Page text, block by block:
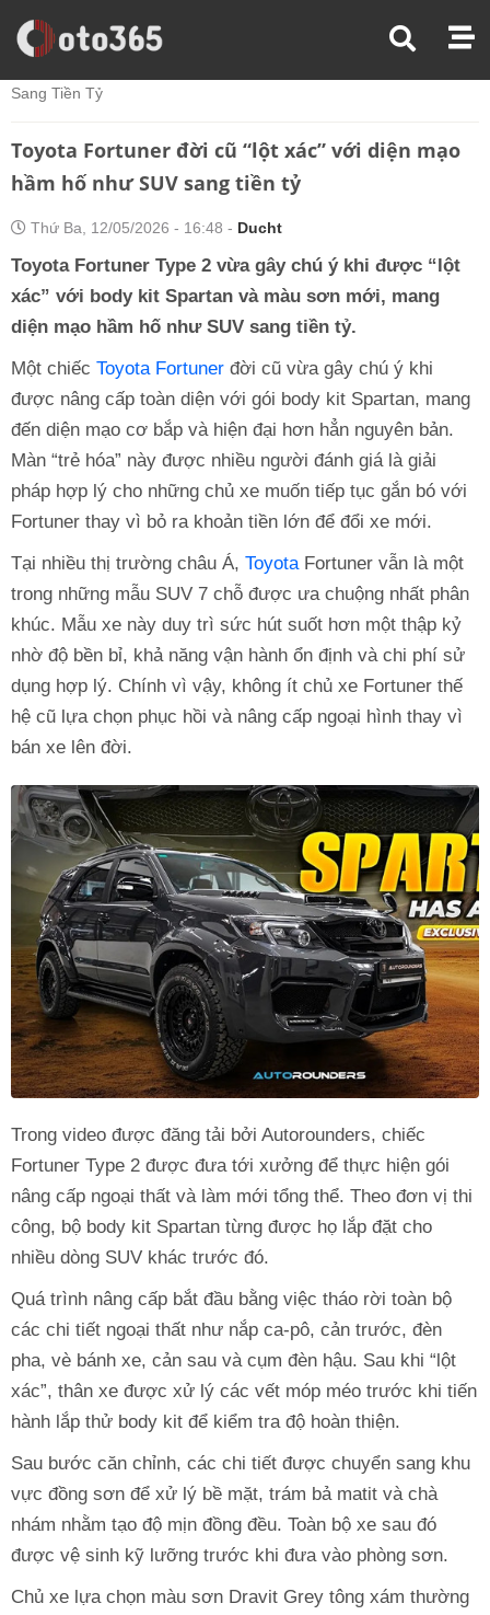
Trang Chủ
Thế Giới Xe
Sang Tiền Tỷ
Toyota Fortuner đời cũ “lột xác” với diện mạo
hầm hố như SUV sang tiền tỷ
Thứ Ba, 12/05/2026 - 16:48 - Ducht
Toyota Fortuner Type 2 vừa gây chú ý khi được “lột
xác” với body kit Spartan và màu sơn mới, mang
diện mạo hầm hố như SUV sang tiền tỷ.
Một chiếc Toyota Fortuner đời cũ vừa gây chú ý khi
được nâng cấp toàn diện với gói body kit Spartan, mang
đến diện mạo cơ bắp và hiện đại hơn hẳn nguyên bản.
Màn “trẻ hóa” này được nhiều người đánh giá là giải
pháp hợp lý cho những chủ xe muốn tiếp tục gắn bó với
Fortuner thay vì bỏ ra khoản tiền lớn để đổi xe mới.
Tại nhiều thị trường châu Á, ToyotaFortuner vẫn là một
trong những mẫu SUV 7 chỗ được ưa chuộng nhất phân
khúc. Mẫu xe này duy trì sức hút suốt hơn một thập kỷ
nhờ độ bền bỉ, khả năng vận hành ổn định và chi phí sử
dụng hợp lý. Chính vì vậy, không ít chủ xe Fortuner thế
hệ cũ lựa chọn phục hồi và nâng cấp ngoại hình thay vì
bán xe lên đời.
Trong video được đăng tải bởi Autorounders, chiếc
Fortuner Type 2 được đưa tới xưởng để thực hiện gói
nâng cấp ngoại thất và làm mới tổng thể. Theo đơn vị thi
công, bộ body kit Spartan từng được họ lắp đặt cho
nhiều dòng SUV khác trước đó.
Quá trình nâng cấp bắt đầu bằng việc tháo rời toàn bộ
các chi tiết ngoại thất như nắp ca-pô, cản trước, đèn
pha, vè bánh xe, cản sau và cụm đèn hậu. Sau khi “lột
xác”, thân xe được xử lý các vết móp méo trước khi tiến
hành lắp thử body kit để kiểm tra độ hoàn thiện.
Sau bước căn chỉnh, các chi tiết được chuyển sang khu
vực đồng sơn để xử lý bề mặt, trám bả matit và chà
nhám nhằm tạo độ mịn đồng đều. Toàn bộ xe sau đó
được vệ sinh kỹ lưỡng trước khi đưa vào phòng sơn.
Chủ xe lựa chọn màu sơn Dravit Grey tông xám thường